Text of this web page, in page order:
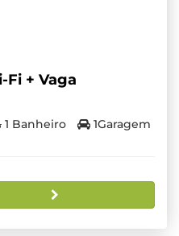
Fi + Vaga
1 Banheiro 1Garagem